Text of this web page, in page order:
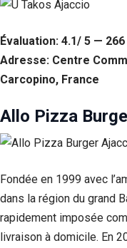
Évaluation: 4.1/ 5 — 266
Adresse: Centre
Carcopino, France
Allo Pizza
Fondée en 1999 avec
dans la région du grand
rapidement imposée
livraison à domicile. En